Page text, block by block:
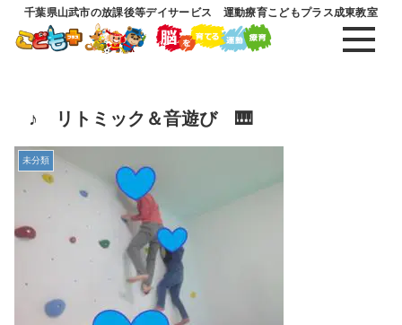
千葉県山武市の放課後等デイサービス 運動療育こどもプラス成東教室
♪ リトミック＆音遊び 🎹
未分類